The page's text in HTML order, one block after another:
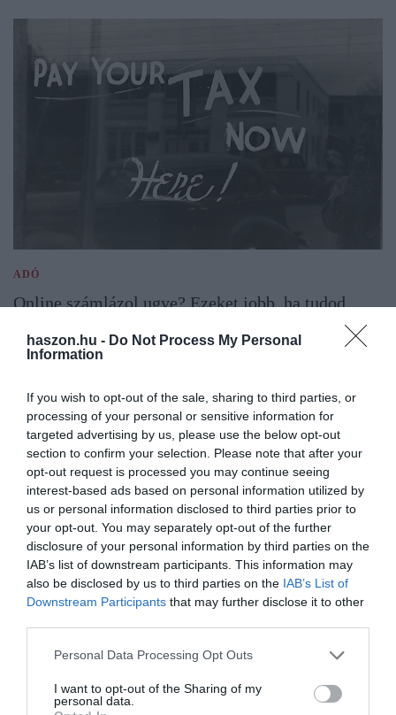
haszon.hu - Do Not Process My Personal
Information
If you wish to opt-out of the sale, sharing to third parties, or
processing of your personal or sensitive information for
targeted advertising by us, please use the below opt-out
section to confirm your selection. Please note that after your
opt-out request is processed you may continue seeing
interest-based ads based on personal information utilized by
us or personal information disclosed to third parties prior to
your opt-out. You may separately opt-out of the further
disclosure of your personal information by third parties on the
IAB’s list of downstream participants. This information may
also be disclosed by us to third parties on the IAB’s List of
Downstream Participants that may further disclose it to other
Please note that this website/app uses one or more Google
not limited to your visit or usage behaviour. You may click to
grant or deny consent to Google and its third-party tags to
Personal Data Processing Opt Outs
I want to opt-out of the Sharing of my
personal data.
ADÓ
Online számlázol ugye? Ezeket jobb, ha tudod…
Mindenkinek, aki számlát állít ki, online kell adatot szolgáltatnia
az adóhatóságnak. A szabály már él, de még van három hónap